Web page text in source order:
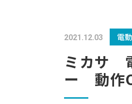
2021.12.03 電
ミカサ
ー 動作